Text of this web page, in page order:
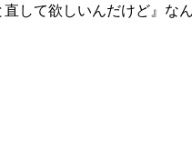
して欲しいんだけど』な